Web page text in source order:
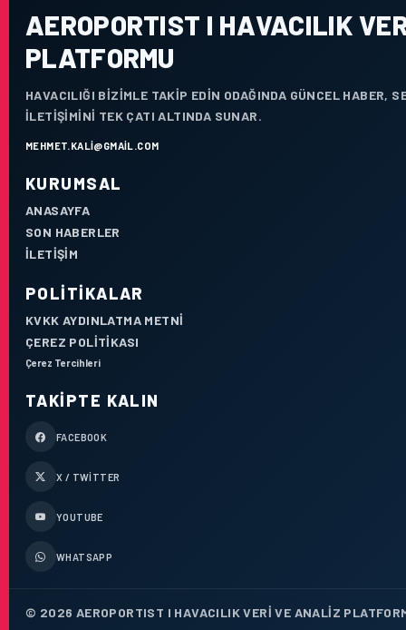
AEROPORTIST I HAVACILIK
PLATFORMU
HAVACILIĞI BIZIMLE TAKIP EDIN ODAĞINDA GÜNCEL HABER,
ILETIŞIMINI TEK ÇATI ALTINDA SUNAR.
MEHMET.KALI@GMAIL.COM
KURUMSAL
ANASAYFA
SON HABERLER
İLETIŞIM
POLITIKALAR
KVKK AYDINLATMA METNI
ÇEREZ POLITIKASI
Çerez Tercihleri
TAKIPTE KALIN
FACEBOOK
X / TWITTER
YOUTUBE
WHATSAPP
© 2026 AEROPORTIST I HAVACILIK VERI VE ANALIZ